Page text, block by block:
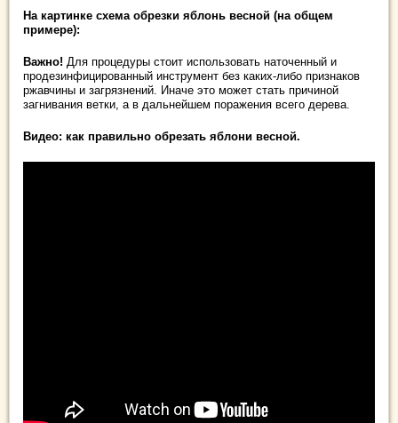
На картинке схема обрезки яблонь весной (на общем
примере):
Важно! Для процедуры стоит использовать наточенный и
продезинфицированный инструмент без каких-либо признаков
ржавчины и загрязнений. Иначе это может стать причиной
загнивания ветки, а в дальнейшем поражения всего дерева.
Видео: как правильно обрезать яблони весной.